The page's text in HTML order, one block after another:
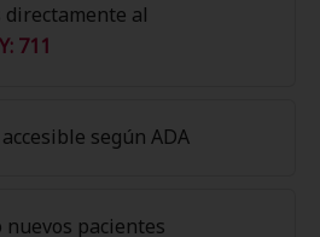
al
711
según ADA
nuevos pacientes